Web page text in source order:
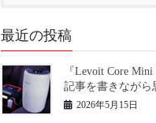
最近の投稿
『Levoit Core
記事を書きなが
2026年5月15日